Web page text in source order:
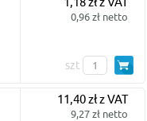
0,96 zł netto
szt
11,40 zł z VAT
9,27 zł netto